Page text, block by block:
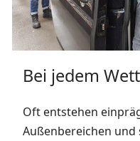
Bei jedem
Oft entstehen
Außenbereichen